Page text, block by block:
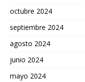
octubre 2024
septiembre 2024
agosto 2024
junio 2024
mayo 2024